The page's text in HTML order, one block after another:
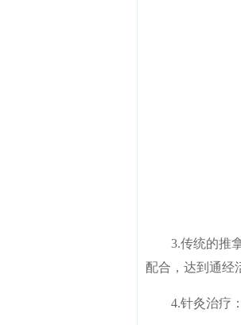
3.传统的推拿
配合，达到通经
4.针灸治疗：